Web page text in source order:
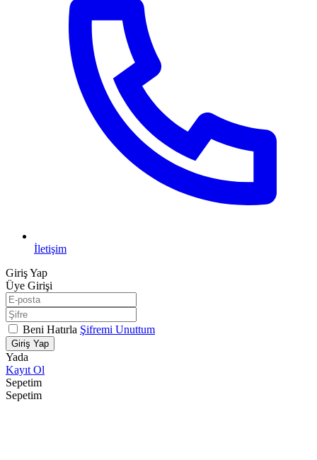
İletişim
Giriş Yap
Üye Girişi
Beni Hatırla Şifremi Unuttum
Giriş Yap
Yada
Kayıt Ol
Sepetim
Sepetim